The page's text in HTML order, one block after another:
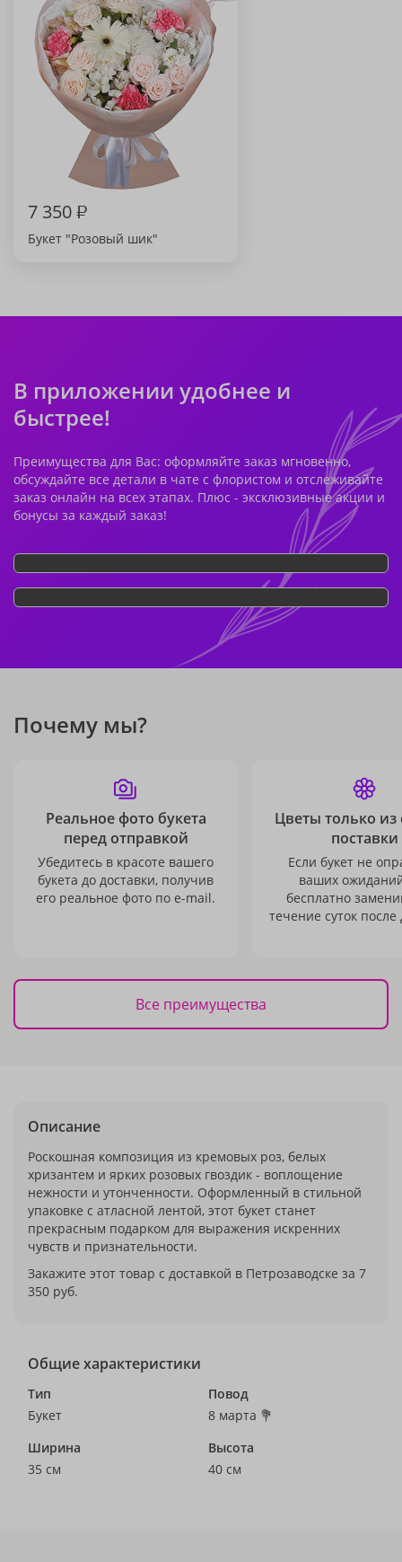
7 350₽
Букет "Розовый шик"
В приложении удобнее и
быстрее!
Преимущества для Вас: оформляйте заказ мгновенно,
обсуждайте все детали в чате с флористом и отслеживайте
заказ онлайн на всех этапах. Плюс - эксклюзивные акции и
бонусы за каждый заказ!
Почему мы?
Реальное фото букета
перед отправкой
Убедитесь в красоте вашего
букета до доставки, получив
его реальное фото по e-mail.
Цветы только из
поставки
Если букет не
ваших
бесплатно
течение суток после
Все преимущества
Описание
Роскошная композиция из кремовых роз, белых
хризантем и ярких розовых гвоздик - воплощение
нежности и утонченности. Оформленный в стильной
упаковке с атласной лентой, этот букет станет
прекрасным подарком для выражения искренних
чувств и признательности.
Закажите этот товар с доставкой в Петрозаводске за 7
350 руб.
Общие характеристики
Тип
Букет
Повод
8 марта 💐
Ширина
35 см
Высота
40 см